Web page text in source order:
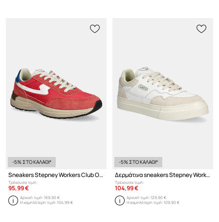
-5% ΣΤΟ ΚΑΛΑΘΙ*
Sneakers Stepney Workers Club Osier S-Strike Geo-Merged
Τρέχουσα τιμή:
95,99 €
Αρχική τιμή:169,90 €
Η χαμηλότερη τιμή:104,99 €
-5% ΣΤΟ ΚΑΛΑΘΙ*
Δερμάτινα sneakers Stepney Workers Club Pearl Leather
Τρέχουσα τιμή:
104,99 €
Αρχική τιμή:129,90 €
Η χαμηλότερη τιμή:109,90 €